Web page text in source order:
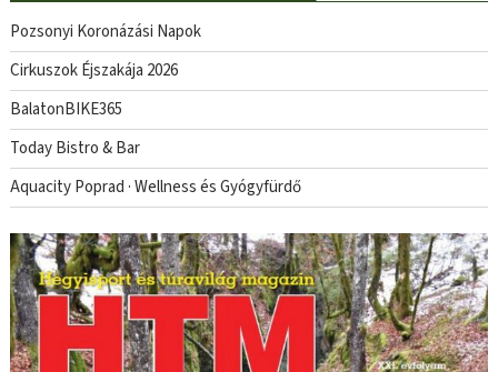
Pozsonyi Koronázási Napok
Cirkuszok Éjszakája 2026
BalatonBIKE365
Today Bistro & Bar
Aquacity Poprad · Wellness és Gyógyfürdő